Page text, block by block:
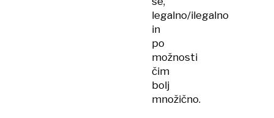
legalno/ilegalno
in
po
možnosti
čim
bolj
množično.